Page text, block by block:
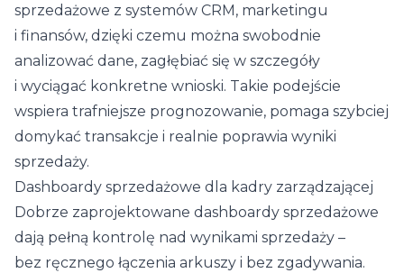
sprzedażowe z systemów CRM, marketingu
i finansów, dzięki czemu można swobodnie
analizować dane, zagłębiać się w szczegóły
i wyciągać konkretne wnioski. Takie podejście
wspiera trafniejsze prognozowanie, pomaga szybciej
domykać transakcje i realnie poprawia wyniki
sprzedaży.
Dashboardy sprzedażowe dla kadry zarządzającej
Dobrze zaprojektowane dashboardy sprzedażowe
dają pełną kontrolę nad wynikami sprzedaży –
bez ręcznego łączenia arkuszy i bez zgadywania.